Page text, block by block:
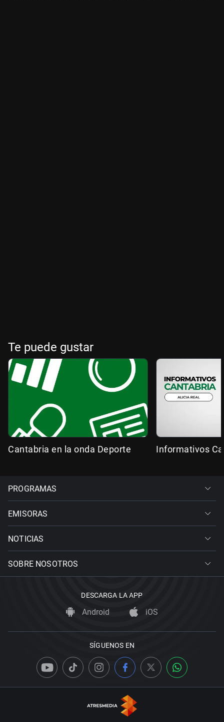
Te puede gustar
Cantabria en la onda Deporte Informativos
PROGRAMAS
EMISORAS
NOTICIAS
SOBRE NOSOTROS
DESCARGA LA APP
Android iOS
SÍGUENOS EN